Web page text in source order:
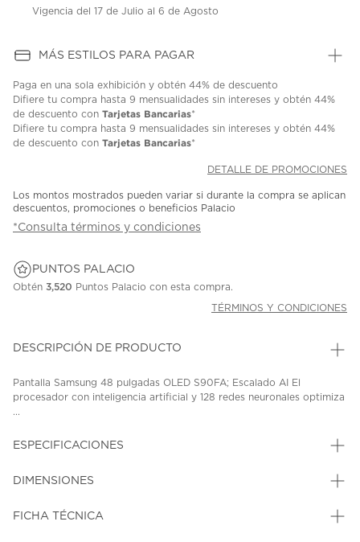
Vigencia del 17 de Julio al 6 de Agosto
MÁS ESTILOS PARA PAGAR
Paga en una sola exhibición y obtén 44% de descuento
Difiere tu compra hasta 9 mensualidades sin intereses y obtén 44%
de descuento con Tarjetas Bancarias*
Difiere tu compra hasta 9 mensualidades sin intereses y obtén 44%
de descuento con Tarjetas Bancarias*
DETALLE DE PROMOCIONES
Los montos mostrados pueden variar si durante la compra se aplican
descuentos, promociones o beneficios Palacio
*Consulta términos y condiciones
PUNTOS PALACIO
Obtén 3,520 Puntos Palacio con esta compra.
TÉRMINOS Y CONDICIONES
DESCRIPCIÓN DE PRODUCTO
Pantalla Samsung 48 pulgadas OLED S90FA; Escalado AI El
procesador con inteligencia artificial y 128 redes neuronales optimiza
...
ESPECIFICACIONES
DIMENSIONES
FICHA TÉCNICA